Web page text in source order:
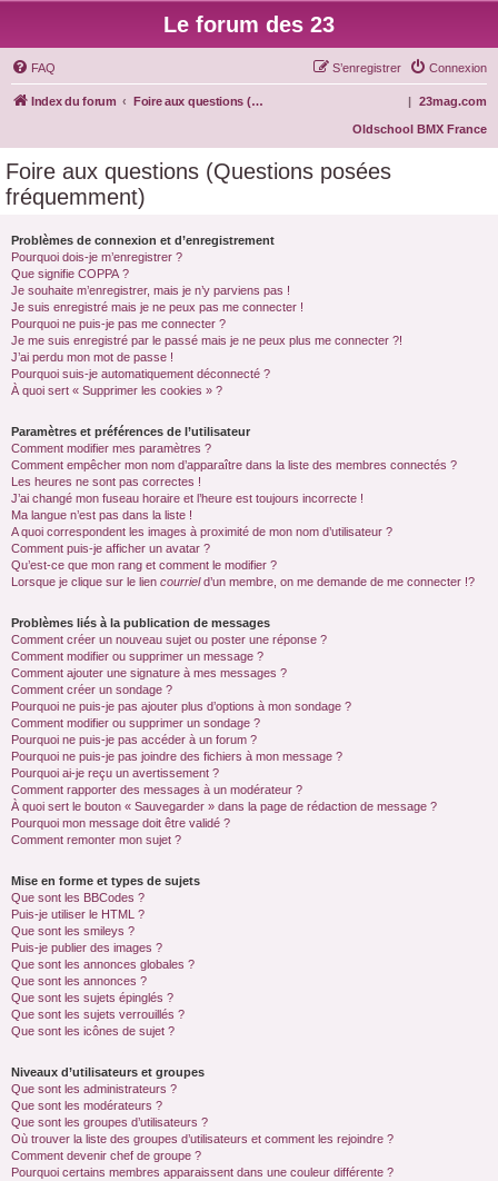
Le forum des 23
FAQ Connexion
S’enregistrer
Index du forum Foire aux questions (Questions posées fréquemment) 23mag.com
|
Oldschool BMX France
Foire aux questions (Questions posées
fréquemment)
Problèmes de connexion et d’enregistrement
Pourquoi dois-je m’enregistrer ?
Que signifie COPPA ?
Je souhaite m’enregistrer, mais je n’y parviens pas !
Je suis enregistré mais je ne peux pas me connecter !
Pourquoi ne puis-je pas me connecter ?
Je me suis enregistré par le passé mais je ne peux plus me connecter ?!
J’ai perdu mon mot de passe !
Pourquoi suis-je automatiquement déconnecté ?
À quoi sert « Supprimer les cookies » ?
Paramètres et préférences de l’utilisateur
Comment modifier mes paramètres ?
Comment empêcher mon nom d’apparaître dans la liste des membres connectés ?
Les heures ne sont pas correctes !
J’ai changé mon fuseau horaire et l’heure est toujours incorrecte !
Ma langue n’est pas dans la liste !
A quoi correspondent les images à proximité de mon nom d’utilisateur ?
Comment puis-je afficher un avatar ?
Qu’est-ce que mon rang et comment le modifier ?
Lorsque je clique sur le lien courrield’un membre, on me demande de me connecter !?
Problèmes liés à la publication de messages
Comment créer un nouveau sujet ou poster une réponse ?
Comment modifier ou supprimer un message ?
Comment ajouter une signature à mes messages ?
Comment créer un sondage ?
Pourquoi ne puis-je pas ajouter plus d’options à mon sondage ?
Comment modifier ou supprimer un sondage ?
Pourquoi ne puis-je pas accéder à un forum ?
Pourquoi ne puis-je pas joindre des fichiers à mon message ?
Pourquoi ai-je reçu un avertissement ?
Comment rapporter des messages à un modérateur ?
À quoi sert le bouton « Sauvegarder » dans la page de rédaction de message ?
Pourquoi mon message doit être validé ?
Comment remonter mon sujet ?
Mise en forme et types de sujets
Que sont les BBCodes ?
Puis-je utiliser le HTML ?
Que sont les smileys ?
Puis-je publier des images ?
Que sont les annonces globales ?
Que sont les annonces ?
Que sont les sujets épinglés ?
Que sont les sujets verrouillés ?
Que sont les icônes de sujet ?
Niveaux d’utilisateurs et groupes
Que sont les administrateurs ?
Que sont les modérateurs ?
Que sont les groupes d’utilisateurs ?
Où trouver la liste des groupes d’utilisateurs et comment les rejoindre ?
Comment devenir chef de groupe ?
Pourquoi certains membres apparaissent dans une couleur différente ?